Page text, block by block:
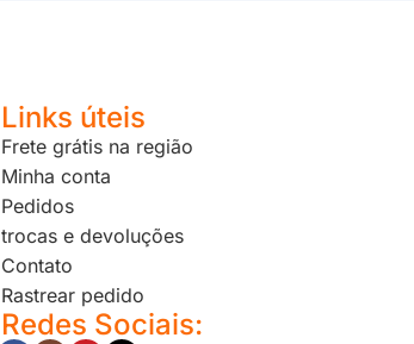
Links úteis
Frete grátis na região
Minha conta
Pedidos
trocas e devoluções
Contato
Rastrear pedido
Redes Sociais: